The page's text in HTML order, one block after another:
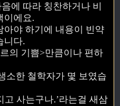
에 따라 칭찬하거나 비
이에요.
아야 하기에 내용이 빈약
니다.
의 기쁨>만큼이나 편하
소한 철학자가 몇 보였습
고 사는구나.’라는걸 새삼